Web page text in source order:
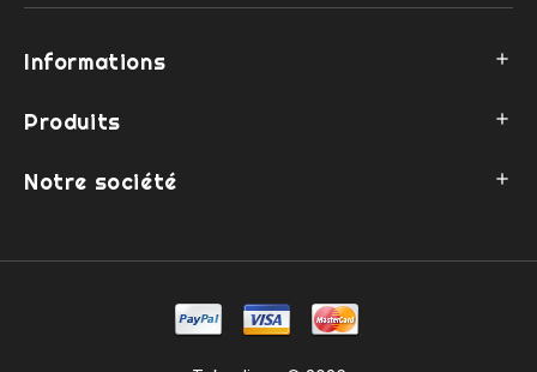
Informations 
Produits 
Notre société 